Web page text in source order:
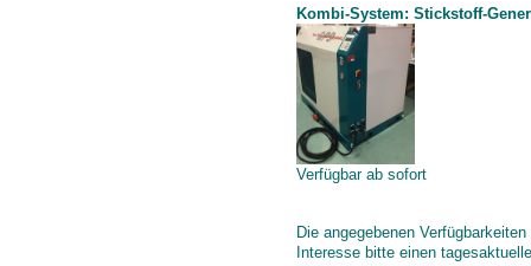
Kombi-System: Stickstoff-
Verfügbar ab sofort
Die angegebenen
Interesse bitte einen